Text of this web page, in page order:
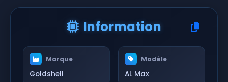
Information
Marque
Goldshell
Modèle
AL Max